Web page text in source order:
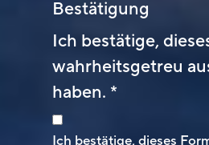
Ich bestätige, dieses
Ich bestätige,
wahrheitsgetreu
haben. *
Bestätigung